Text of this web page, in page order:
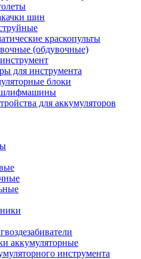
шин
краскопульты
(обдувочные)
для инструмента
блоки
шлифмашины
для аккумуляторов
аккумуляторные
инструмента